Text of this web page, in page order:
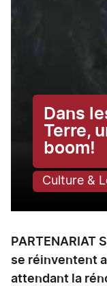
Dans
Terre,
boom!
Culture &
PARTENARIAT
se réinventent
attendant la